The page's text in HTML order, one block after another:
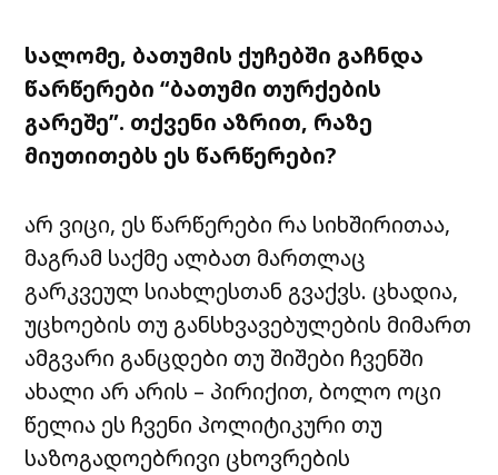
სალომე, ბათუმის ქუჩებში გაჩნდა
წარწერები “ბათუმი თურქების
გარეშე”. თქვენი აზრით, რაზე
მიუთითებს ეს წარწერები?
არ ვიცი, ეს წარწერები რა სიხშირითაა,
მაგრამ საქმე ალბათ მართლაც
გარკვეულ სიახლესთან გვაქვს. ცხადია,
უცხოების თუ განსხვავებულების მიმართ
ამგვარი განცდები თუ შიშები ჩვენში
ახალი არ არის – პირიქით, ბოლო ოცი
წელია ეს ჩვენი პოლიტიკური თუ
საზოგადოებრივი ცხოვრების